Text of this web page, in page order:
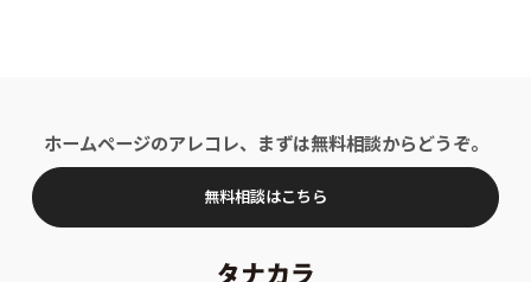
ホームページのアレコレ、まずは無料相談からどうぞ。
無料相談はこちら